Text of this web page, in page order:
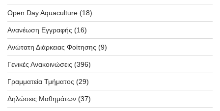
Open Day Aquaculture (18)
Ανανέωση Εγγραφής (16)
Ανώτατη Διάρκειας Φοίτησης (9)
Γενικές Ανακοινώσεις (396)
Γραμματεία Τμήματος (29)
Δηλώσεις Μαθημάτων (37)